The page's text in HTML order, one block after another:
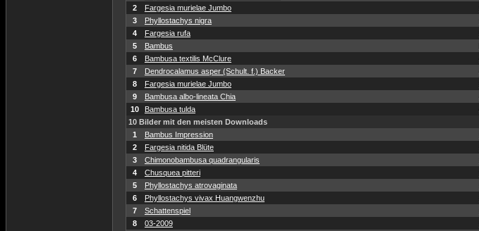
2
Fargesia murielae Jumbo
3
Phyllostachys nigra
4
Fargesia rufa
5
Bambus
6
Bambusa textilis McClure
7
Dendrocalamus asper (Schult. f.) Backer
8
Fargesia murielae Jumbo
9
Bambusa albo-lineata Chia
10
Bambusa tulda
10 Bilder mit den meisten Downloads
1
Bambus Impression
2
Fargesia nitida Blüte
3
Chimonobambusa quadrangularis
4
Chusquea pitteri
5
Phyllostachys atrovaginata
6
Phyllostachys vivax Huangwenzhu
7
Schattenspiel
8
03-2009